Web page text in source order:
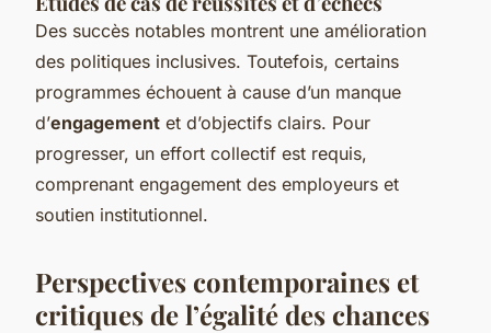
Des succès notables montrent une amélioration
des politiques inclusives. Toutefois, certains
programmes échouent à cause d’un manque
d’engagement et d’objectifs clairs. Pour
progresser, un effort collectif est requis,
comprenant engagement des employeurs et
soutien institutionnel.
Perspectives contemporaines et
critiques de l’égalité des chances